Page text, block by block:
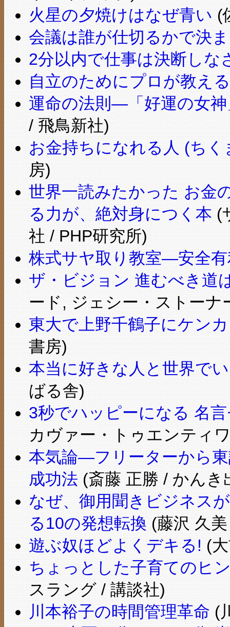
火星の夕焼けはなぜ青い (
会議は誰が仕切るかで決
2分以内で仕事は決断しな
自立のためにプロが教え
運命の法則―「好運の女
/ 飛鳥新社)
お金持ちになれる人 (ち
房)
世界一読みたかった お金
る力が、絶対身につく本 (
社 / PHP研究所)
株式サヤ取り教室―安全
ザ・ビジョン 進むべき道
ード, ジェシー・ストーナ
東大で上野千鶴子にケン
書房)
本当に好きな人と世界で
ばる舎)
3秒でハッピーになる 名
カヴァー・トゥエンティ
本気論―フリーターから
成功法 (斎藤 正勝 / かんき
なぜ、御用聞きビジネス
る10の発想転換 (藤沢 久
遊ぶ奴ほどよくデキる! (
ちょっとした子育てのヒ
スラング / 講談社)
川本裕子の時間管理革命 (